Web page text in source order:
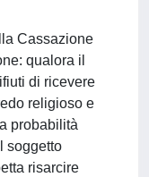
Cassazione
qualora il
di ricevere
religioso e
probabilità
soggetto
risarcire